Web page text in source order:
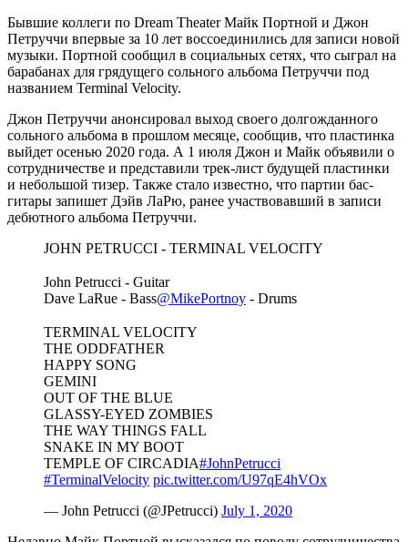
Бывшие коллеги по Dream Theater Майк Портной и Джон
Петруччи впервые за 10 лет воссоединились для записи новой
музыки. Портной сообщил в социальных сетях, что сыграл на
барабанах для грядущего сольного альбома Петруччи под
названием Terminal Velocity.
Джон Петруччи анонсировал выход своего долгожданного
сольного альбома в прошлом месяце, сообщив, что пластинка
выйдет осенью 2020 года. А 1 июля Джон и Майк объявили о
сотрудничестве и представили трек-лист будущей пластинки
и небольшой тизер. Также стало известно, что партии бас-
гитары запишет Дэйв ЛаРю, ранее участвовавший в записи
дебютного альбома Петруччи.
JOHN PETRUCCI - TERMINAL VELOCITY
John Petrucci - Guitar
Dave LaRue - Bass@MikePortnoy - Drums
TERMINAL VELOCITY
THE ODDFATHER
HAPPY SONG
GEMINI
OUT OF THE BLUE
GLASSY-EYED ZOMBIES
THE WAY THINGS FALL
SNAKE IN MY BOOT
TEMPLE OF CIRCADIA#JohnPetrucci
#TerminalVelocity pic.twitter.com/U97qE4hVOx
— John Petrucci (@JPetrucci) July 1, 2020